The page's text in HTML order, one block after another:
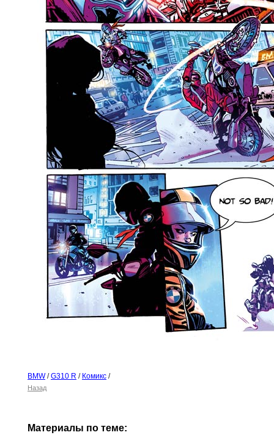
BMW/G310 R / Комикс /
Назад
Материалы по теме: